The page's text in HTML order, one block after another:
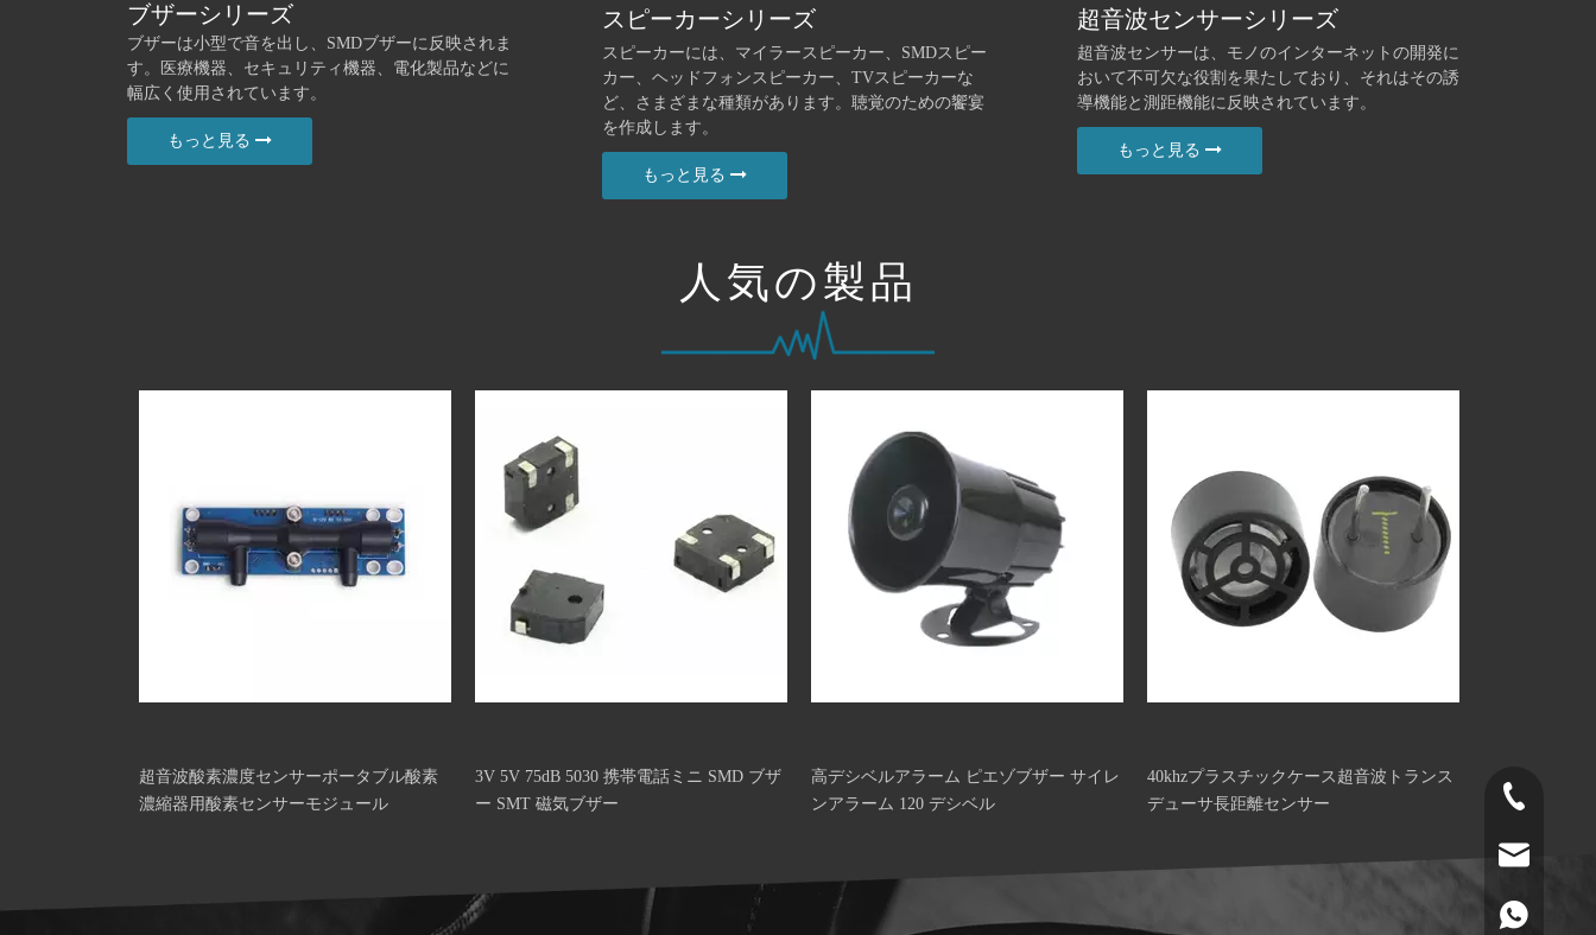
ブザーシリーズ
ブザーは小型で音を出し、SMDブザーに反映されま
す。医療機器、セキュリティ機器、電化製品などに
幅広く使用されています。
もっと見る
スピーカーシリーズ
スピーカーには、マイラースピーカー、SMDスピー
カー、ヘッドフォンスピーカー、TVスピーカーな
ど、さまざまな種類があります。聴覚のための饗宴
を作成します。
もっと見る
超音波センサーシリーズ
超音波センサーは、モノのインターネットの開発に
おいて不可欠な役割を果たしており、それはその誘
導機能と測距機能に反映されています。
もっと見る
人気の製品
超音波酸素濃度センサーポータブル酸素
濃縮器用酸素センサーモジュール
3V 5V 75dB 5030 携帯電話ミニ SMD ブザ
ー SMT 磁気ブザー
高デシベルアラーム ピエゾブザー サイレ
ンアラーム 120 デシベル
40khzプラスチックケース超音波トランス
デューサ長距離センサー
+86-519-